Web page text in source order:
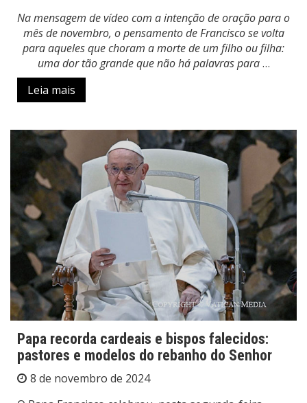
Na mensagem de vídeo com a intenção de oração para o
mês de novembro, o pensamento de Francisco se volta
para aqueles que choram a morte de um filho ou filha:
uma dor tão grande que não há palavras para…
Leia mais
Papa recorda cardeais e bispos falecidos:
pastores e modelos do rebanho do Senhor
8 de novembro de 2024